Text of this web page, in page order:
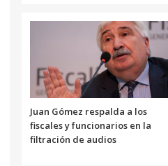
Juan Gómez respalda a los
fiscales y funcionarios en la
filtración de audios